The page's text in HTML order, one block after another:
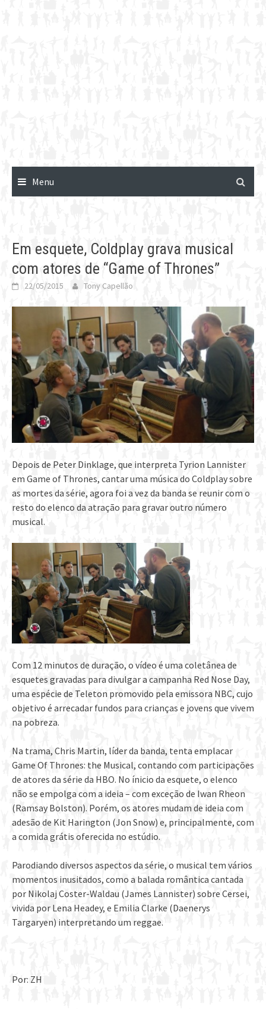
Menu
Em esquete, Coldplay grava musical
com atores de “Game of Thrones”
22/05/2015 Tony Capellão
Depois de Peter Dinklage, que interpreta Tyrion Lannister
em Game of Thrones, cantar uma música do Coldplay sobre
as mortes da série, agora foi a vez da banda se reunir com o
resto do elenco da atração para gravar outro número
musical.
Com 12 minutos de duração, o vídeo é uma coletânea de
esquetes gravadas para divulgar a campanha Red Nose Day,
uma espécie de Teleton promovido pela emissora NBC, cujo
objetivo é arrecadar fundos para crianças e jovens que vivem
na pobreza.
Na trama, Chris Martin, líder da banda, tenta emplacar
Game Of Thrones: the Musical, contando com participações
de atores da série da HBO. No ínicio da esquete, o elenco
não se empolga com a ideia – com exceção de Iwan Rheon
(Ramsay Bolston). Porém, os atores mudam de ideia com
adesão de Kit Harington (Jon Snow) e, principalmente, com
a comida grátis oferecida no estúdio.
Parodiando diversos aspectos da série, o musical tem vários
momentos inusitados, como a balada romântica cantada
por Nikolaj Coster-Waldau (James Lannister) sobre Cersei,
vivida por Lena Headey, e Emilia Clarke (Daenerys
Targaryen) interpretando um reggae.
Por: ZH